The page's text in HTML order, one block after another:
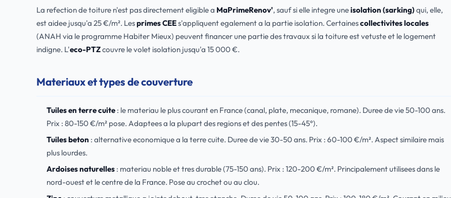
La refection de toiture n'est pas directement eligible a MaPrimeRenov', sauf si elle integre uneisolation (sarking)qui, elle,
est aidee jusqu'a 25 €/m². Lesprimes CEEs'appliquent egalement a la partie isolation. Certainescollectivites locales
(ANAH via le programme Habiter Mieux) peuvent financer une partie des travaux si la toiture est vetuste et le logement
indigne. L'eco-PTZcouvre le volet isolation jusqu'a 15 000 €.
Materiaux et types de couverture
Tuiles en terre cuite: le materiau le plus courant en France (canal, plate, mecanique, romane). Duree de vie 50-100 ans.
Prix : 80-150 €/m² pose. Adaptees a la plupart des regions et des pentes (15-45°).
Tuiles beton : alternative economique a la terre cuite. Duree de vie 30-50 ans. Prix : 60-100 €/m². Aspect similaire mais
plus lourdes.
Ardoises naturelles: materiau noble et tres durable (75-150 ans). Prix : 120-200 €/m². Principalement utilisees dans le
nord-ouest et le centre de la France. Pose au crochet ou au clou.